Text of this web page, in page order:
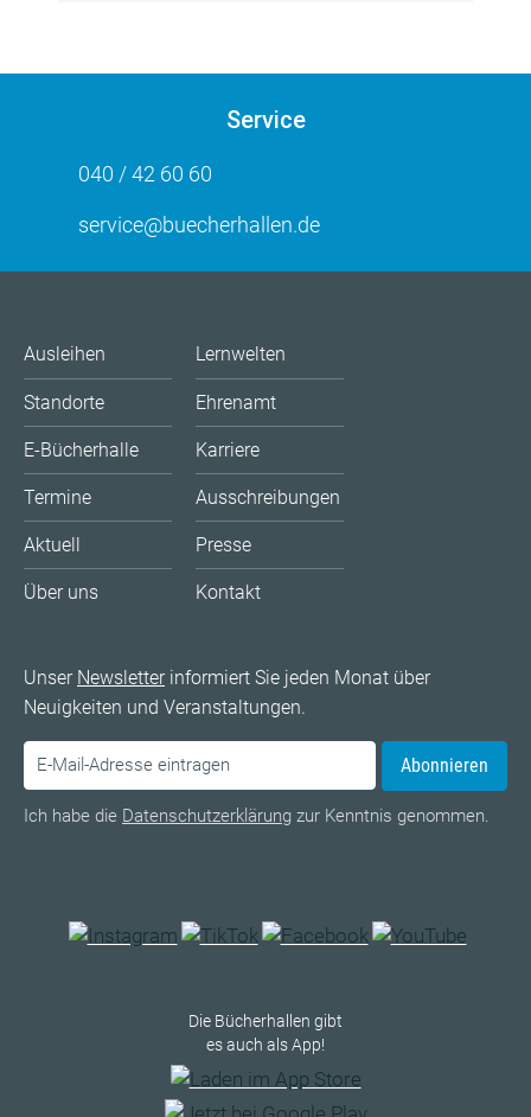
Service
040 / 42 60 60
service@buecherhallen.de
Ausleihen
Standorte
E-Bücherhalle
Termine
Aktuell
Über uns
Lernwelten
Ehrenamt
Karriere
Ausschreibungen
Presse
Kontakt
Unser Newsletterinformiert Sie jeden Monat über
Neuigkeiten und Veranstaltungen.
Abonnieren
Ich habe die Datenschutzerklärung zur Kenntnis genommen.
Die Bücherhallen gibt
es auch als App!